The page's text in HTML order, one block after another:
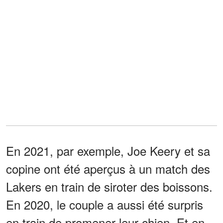
En 2021, par exemple, Joe Keery et sa
copine ont été aperçus à un match des
Lakers en train de siroter des boissons.
En 2020, le couple a aussi été surpris